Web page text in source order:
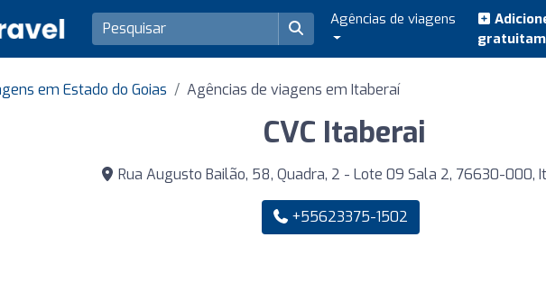
Agências de viagens
em Estado do Goias Agências de viagens em Itaberaí
CVC Itaberai
Rua Augusto Bailão, 58, Quadra, 2 - Lote 09 Sala 2, 76630-000,
+55623375-1502